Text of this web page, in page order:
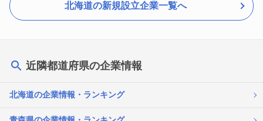
北海道の新規設立企業一覧へ
近隣都道府県の企業情報
北海道の企業情報・ランキング